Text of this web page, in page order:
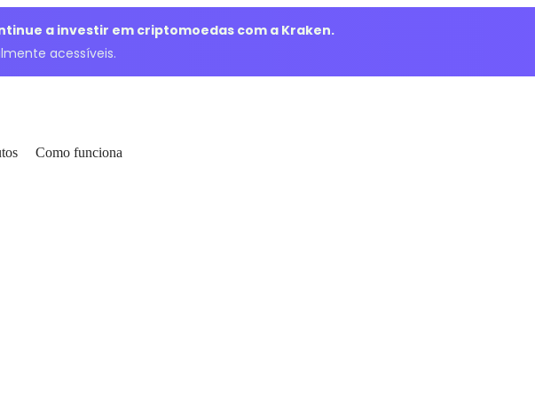
a investir em criptomoedas com a Kraken.
acessíveis.
Como funciona